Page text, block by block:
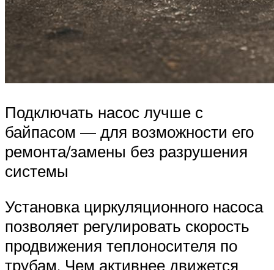
Подключать насос лучше с
байпасом — для возможности его
ремонта/замены без разрушения
системы
Установка циркуляционного насоса
позволяет регулировать скорость
продвижения теплоносителя по
трубам. Чем активнее движется